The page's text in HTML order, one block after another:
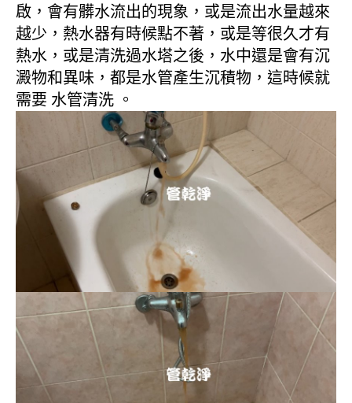
啟，會有髒水流出的現象，或是流出水量越來
越少，熱水器有時候點不著，或是等很久才有
熱水，或是清洗過水塔之後，水中還是會有沉
澱物和異味，都是水管產生沉積物，這時候就
需要 水管清洗 。